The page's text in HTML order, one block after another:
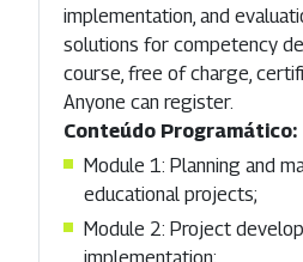
implementation, and
solutions for competency
course, free of charge,
Anyone can register.
Conteúdo Programático:
Module 1: Planning and
educational projects;
Module 2: Project